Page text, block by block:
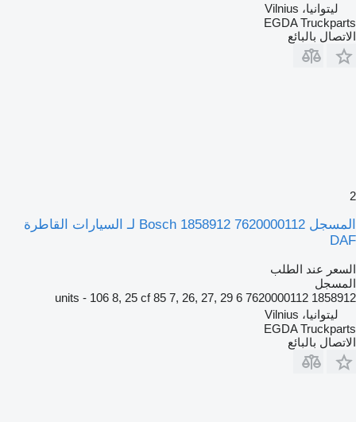
ليتوانيا، Vilnius
EGDA Truckparts
الاتصال بالبائع
2
المسجل Bosch 1858912 7620000112 لـ السيارات القاطرة
DAF
السعر عند الطلب
المسجل
1858912 7620000112 6 units - 106 8, 25 cf 85 7, 26, 27, 29
ليتوانيا، Vilnius
EGDA Truckparts
الاتصال بالبائع